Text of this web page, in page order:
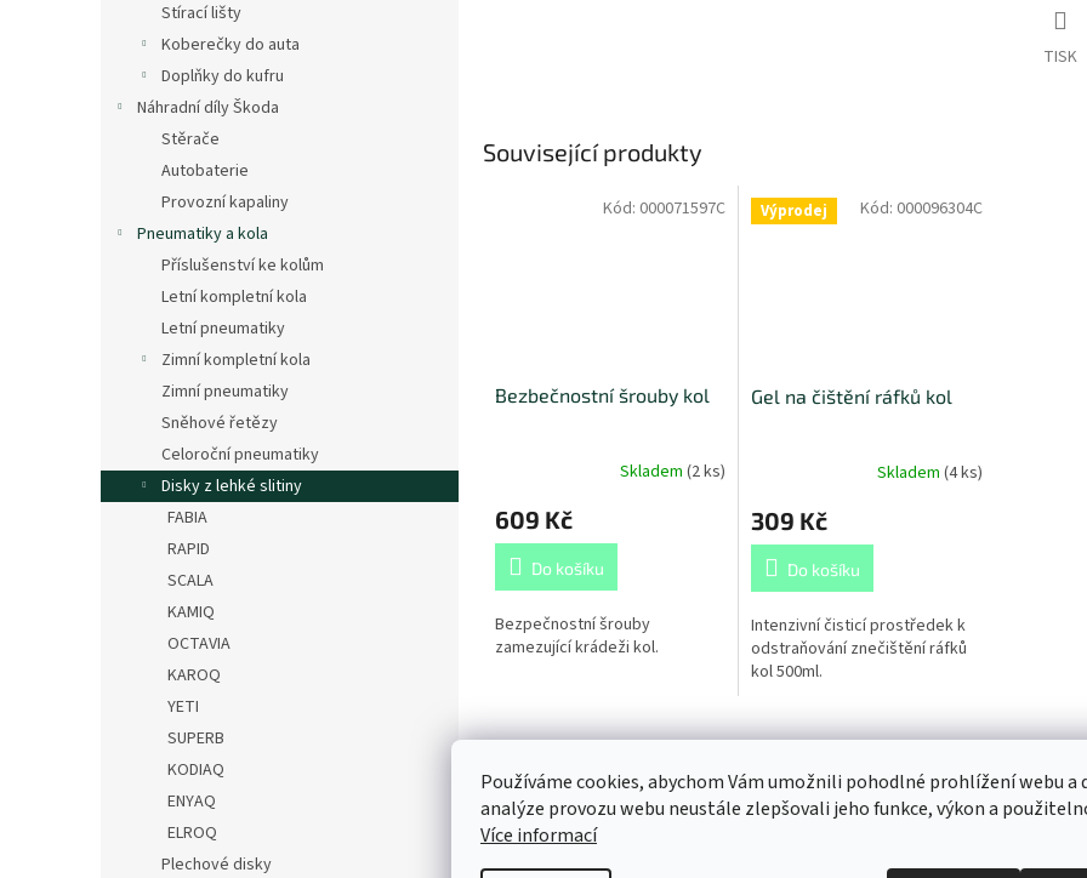
Používáme cookies, abychom Vám umožnili pohodlné prohlížení webu a
analýze provozu webu neustále zlepšovali jeho funkce, výkon a
Více informací
Stírací lišty
Koberečky do auta
Doplňky do kufru
Náhradní díly Škoda
Stěrače
Autobaterie
Provozní kapaliny
Pneumatiky a kola
Příslušenství ke kolům
Letní kompletní kola
Letní pneumatiky
Zimní kompletní kola
Zimní pneumatiky
Sněhové řetězy
Celoroční pneumatiky
Disky z lehké slitiny
FABIA
RAPID
SCALA
KAMIQ
OCTAVIA
KAROQ
YETI
SUPERB
KODIAQ
ENYAQ
ELROQ
Plechové disky
TISK
Související produkty
Bezbečnostní šrouby kol
Skladem (2 ks)
609 Kč
Do košíku
Bezpečnostní šrouby
zamezující krádeži kol.
Kód: 000071597C Výprodej
Gel na čištění ráfků kol
Skladem (4 ks)
309 Kč
Do košíku
Intenzivní čisticí prostředek k
odstraňování znečištění ráfků
kol 500ml.
Kód: 000096304C
Popis
Detailní popis produktu